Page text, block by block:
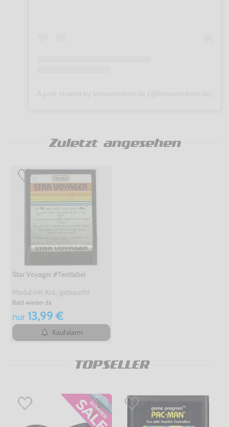
Zuletzt angesehen
Star Voyager #Textlabel
Bald wieder da
nur13,99 €
Kaufalarm
TOPSELLER